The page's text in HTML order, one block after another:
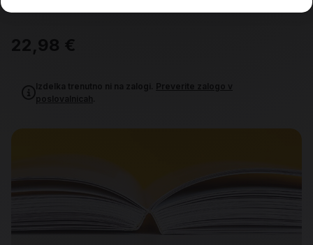
22,98 €
Izdelka trenutno ni na zalogi.
Preverite zalogo v
poslovalnicah